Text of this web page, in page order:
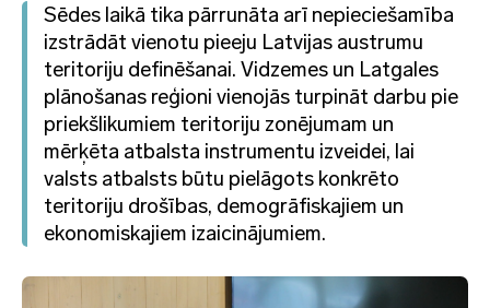
Sēdes laikā tika pārrunāta arī nepieciešamība
izstrādāt vienotu pieeju Latvijas austrumu
teritoriju definēšanai. Vidzemes un Latgales
plānošanas reģioni vienojās turpināt darbu pie
priekšlikumiem teritoriju zonējumam un
mērķēta atbalsta instrumentu izveidei, lai
valsts atbalsts būtu pielāgots konkrēto
teritoriju drošības, demogrāfiskajiem un
ekonomiskajiem izaicinājumiem.